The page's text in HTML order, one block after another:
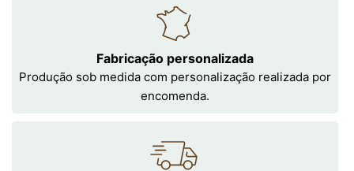
Fabricação personalizada
Produção sob medida com personalização realizada por
encomenda.